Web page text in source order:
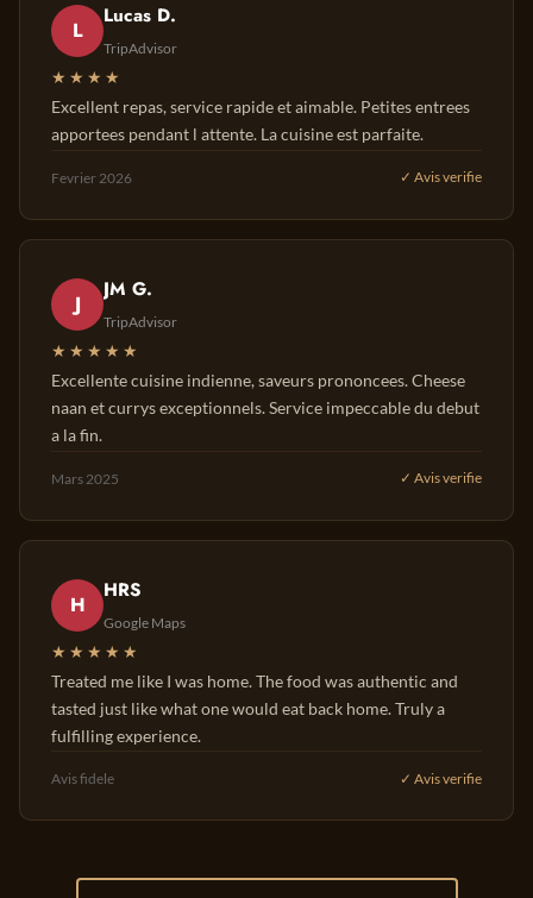
L
Lucas D.
TripAdvisor
★★★★
Excellent repas, service rapide et aimable. Petites entrees
apportees pendant l attente. La cuisine est parfaite.
Fevrier 2026 ✓ Avis verifie
J
JM G.
TripAdvisor
★★★★★
Excellente cuisine indienne, saveurs prononcees. Cheese
naan et currys exceptionnels. Service impeccable du debut
a la fin.
Mars 2025 ✓ Avis verifie
H
HRS
Google Maps
★★★★★
Treated me like I was home. The food was authentic and
tasted just like what one would eat back home. Truly a
fulfilling experience.
Avis fidele ✓ Avis verifie